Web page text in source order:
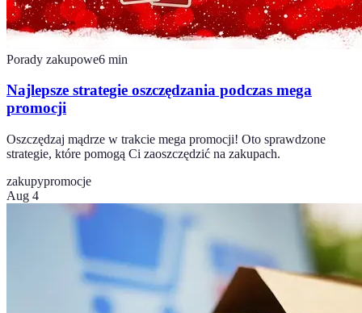
Porady zakupowe6 min
Najlepsze strategie oszczędzania podczas mega
promocji
Oszczędzaj mądrze w trakcie mega promocji! Oto sprawdzone
strategie, które pomogą Ci zaoszczędzić na zakupach.
zakupypromocje
Aug 4